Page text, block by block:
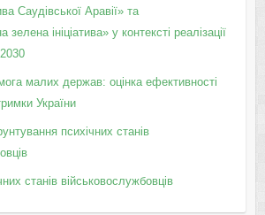
Саудівської Аравії» та
ініціатива» у контексті реалізації
малих держав: оцінка ефективності
України
психічних станів
станів військовослужбовців